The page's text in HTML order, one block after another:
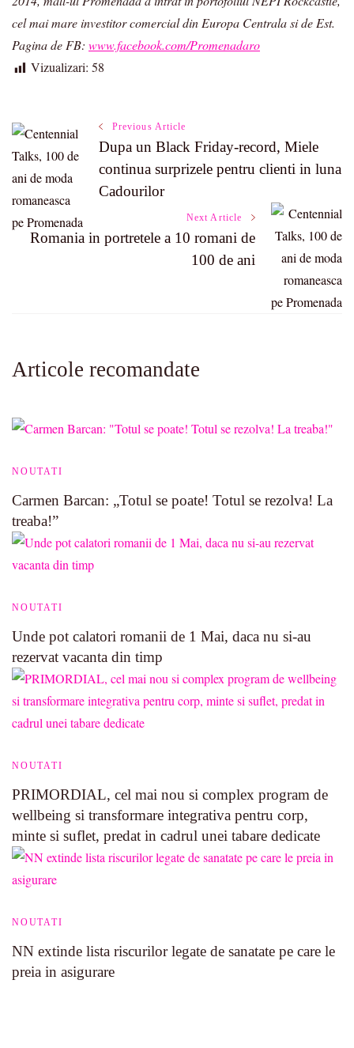
cel mai mare investitor comercial din Europa Centrala si de Est.
Pagina de FB: www.facebook.com/Promenadaro
Vizualizari: 58
Post
Navigation
Previous Article
Dupa un Black Friday-record, Miele
continua surprizele pentru clienti in luna
Cadourilor
Next Article
Romania in portretele a 10 romani de
100 de ani
Articole recomandate
NOUTATI
Carmen Barcan: „Totul se poate! Totul se rezolva! La
treaba!”
NOUTATI
Unde pot calatori romanii de 1 Mai, daca nu si-au
rezervat vacanta din timp
NOUTATI
PRIMORDIAL, cel mai nou si complex program de
wellbeing si transformare integrativa pentru corp,
minte si suflet, predat in cadrul unei tabare dedicate
NOUTATI
NN extinde lista riscurilor legate de sanatate pe care le
preia in asigurare